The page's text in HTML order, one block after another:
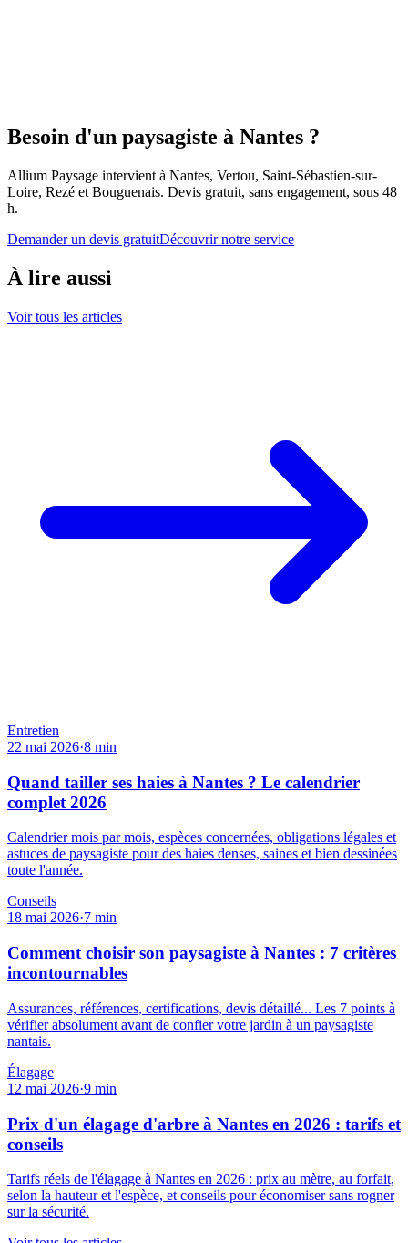
Besoin d'un paysagiste à Nantes ?
Allium Paysage intervient à Nantes, Vertou, Saint-Sébastien-sur-
Loire, Rezé et Bouguenais. Devis gratuit, sans engagement, sous 48
h.
Demander un devis gratuitDécouvrir notre service
À lire aussi
Voir tous les articles
Entretien
22 mai 2026·8 min
Quand tailler ses haies à Nantes ? Le calendrier
complet 2026
Calendrier mois par mois, espèces concernées, obligations légales et
astuces de paysagiste pour des haies denses, saines et bien dessinées
toute l'année.
Conseils
18 mai 2026·7 min
Comment choisir son paysagiste à Nantes : 7 critères
incontournables
Assurances, références, certifications, devis détaillé... Les 7 points à
vérifier absolument avant de confier votre jardin à un paysagiste
nantais.
Élagage
12 mai 2026·9 min
Prix d'un élagage d'arbre à Nantes en 2026 : tarifs et
conseils
Tarifs réels de l'élagage à Nantes en 2026 : prix au mètre, au forfait,
selon la hauteur et l'espèce, et conseils pour économiser sans rogner
sur la sécurité.